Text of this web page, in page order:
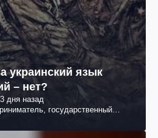
украинский язык
– нет?
3 дня назад
государственный